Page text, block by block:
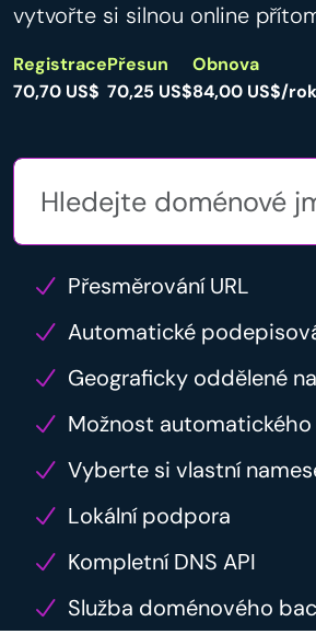
vytvořte si silnou online
Registrace
70,70 US$
Přesun
70,25 US$
Obnova
84,00 US$/rok
Přesměrování URL
Automatické
Geograficky oddělené
Možnost
Vyberte si vlastní
Lokální podpora
Kompletní DNS API
Služba doménového